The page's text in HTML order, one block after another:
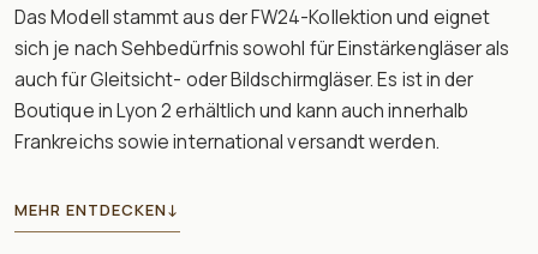
Das Modell stammt aus der FW24-Kollektion und eignet
sich je nach Sehbedürfnis sowohl für Einstärkengläser als
auch für Gleitsicht- oder Bildschirmgläser. Es ist in der
Boutique in Lyon 2 erhältlich und kann auch innerhalb
Frankreichs sowie international versandt werden.
MEHR ENTDECKEN↓